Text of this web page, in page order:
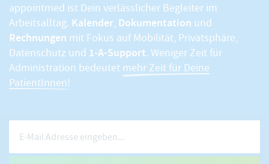
appointmed ist Dein verlässlicher Begleiter im
Arbeitsalltag. Kalender, Dokumentation und
Rechnungen mit Fokus auf Mobilität, Privatsphäre,
Datenschutz und 1-A-Support. Weniger Zeit für
Administration bedeutet mehr Zeit für Deine
PatientInnen!